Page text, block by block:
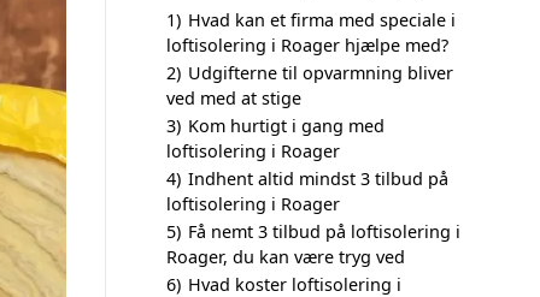
1) Hvad kan et firma med speciale i
loftisolering i Roager hjælpe med?
2) Udgifterne til opvarmning bliver
ved med at stige
3) Kom hurtigt i gang med
loftisolering i Roager
4) Indhent altid mindst 3 tilbud på
loftisolering i Roager
5) Få nemt 3 tilbud på loftisolering i
Roager, du kan være tryg ved
6) Hvad koster loftisolering i